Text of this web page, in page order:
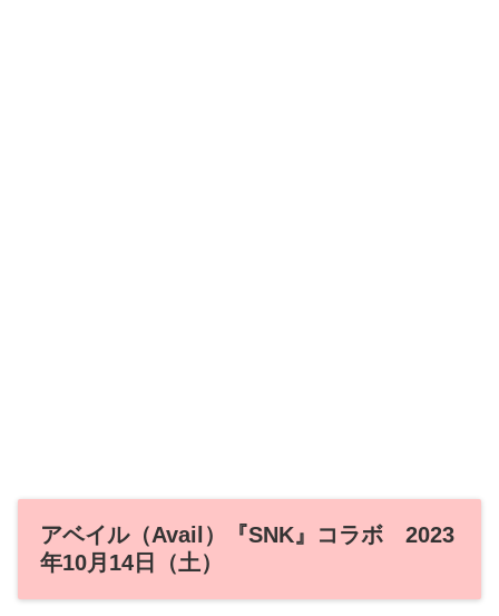
アベイル（Avail）『SNK』コラボ 2023
年10月14日（土）